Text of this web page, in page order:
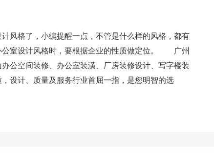
格了，小编提醒一点，不管是什么样的风格，都有
公室设计风格时，要根据企业的性质做定位。 广州
公空间装修、办公室装潢、厂房装修设计、写字楼装
设计、质量及服务行业首屈一指，是您明智的选